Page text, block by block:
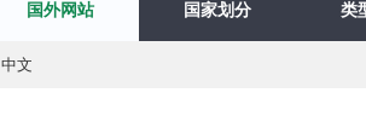
国外网站 国家划分 类
中文